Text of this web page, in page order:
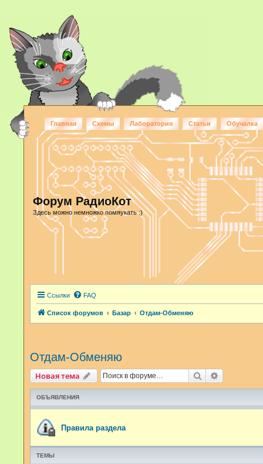
Главная Схемы Лаборатория Статьи Обучалка
Форум РадиоКот
Здесь можно немножко помяукать :)
Ссылки FAQ
Список форумов Базар Отдам-Обменяю
Отдам-Обменяю
Новая тема Поиск
ОБЪЯВЛЕНИЯ
Правила раздела
ТЕМЫ